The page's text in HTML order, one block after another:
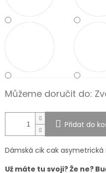
Můžeme doručit do:
Přidat do
Dámská cik cak asymetrická
Už máte tu svoji? Že ne?